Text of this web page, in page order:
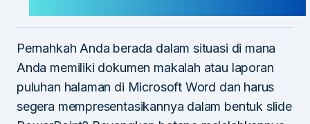
Pernahkah Anda berada dalam situasi di mana
Anda memiliki dokumen makalah atau laporan
puluhan halaman di Microsoft Word dan harus
segera mempresentasikannya dalam bentuk slide